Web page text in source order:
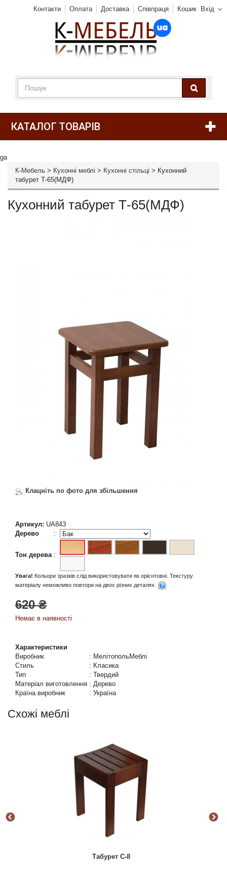
Вхід
Контакти Оплата Доставка Співпраця Кошик
КАТАЛОГ ТОВАРІВ
ga
К-Мебель > Кухонні меблі > Кухонні стільці > Кухонний
табурет Т-65(МДФ)
Кухонний табурет Т-65(МДФ)
Клацніть по фото для збільшення
Артикул: UA843
Дерево
:
Тон дерева:
Увага! Кольори зразків слід використовувати як орієнтовні. Текстуру
матеріалу неможливо повтори на двох різних деталях.
620 ₴
Немає в наявності
Характеристики
Виробник
: МелітопольМеблі
Стиль
: Класика
Тип
: Твердий
Матеріал виготовлення : Дерево
Країна виробник
: Україна
Схожі меблі
Табурет C-8